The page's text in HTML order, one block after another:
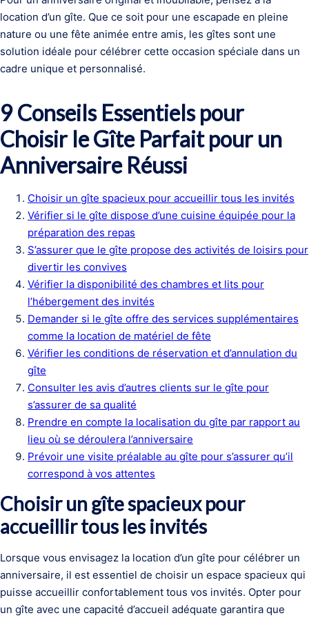
location d’un gîte. Que ce soit pour une escapade en pleine
nature ou une fête animée entre amis, les gîtes sont une
solution idéale pour célébrer cette occasion spéciale dans un
cadre unique et personnalisé.
9 Conseils Essentiels pour
Choisir le Gîte Parfait pour un
Anniversaire Réussi
Choisir un gîte spacieux pour accueillir tous les invités
Vérifier si le gîte dispose d’une cuisine équipée pour la
préparation des repas
S’assurer que le gîte propose des activités de loisirs pour
divertir les convives
Vérifier la disponibilité des chambres et lits pour
l’hébergement des invités
Demander si le gîte offre des services supplémentaires
comme la location de matériel de fête
Vérifier les conditions de réservation et d’annulation du
gîte
Consulter les avis d’autres clients sur le gîte pour
s’assurer de sa qualité
Prendre en compte la localisation du gîte par rapport au
lieu où se déroulera l’anniversaire
Prévoir une visite préalable au gîte pour s’assurer qu’il
correspond à vos attentes
Choisir un gîte spacieux pour
accueillir tous les invités
Lorsque vous envisagez la location d’un gîte pour célébrer un
anniversaire, il est essentiel de choisir un espace spacieux qui
puisse accueillir confortablement tous vos invités. Opter pour
un gîte avec une capacité d’accueil adéquate garantira que